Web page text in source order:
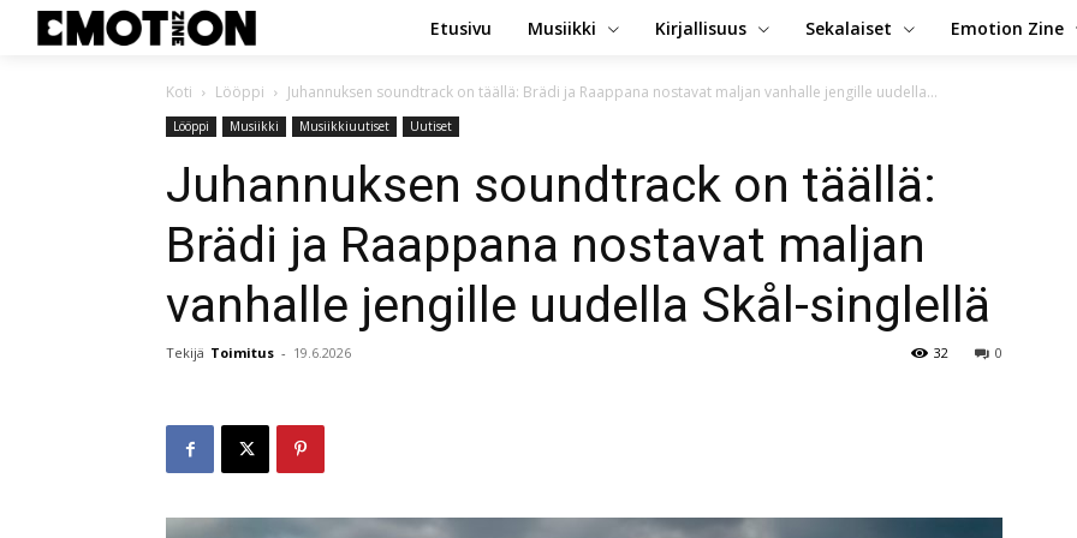
Etusivu Musiikki Kirjallisuus Sekalaiset Emotion Zine
Koti Lööppi Juhannuksen soundtrack on täällä: Brädi ja Raappana nostavat maljan vanhalle jengille uudella...
Lööppi Musiikki Musiikkiuutiset Uutiset
Juhannuksen soundtrack on täällä:
Brädi ja Raappana nostavat maljan
vanhalle jengille uudella Skål-singlellä
Tekijä Toimitus - 19.6.2026 0
32